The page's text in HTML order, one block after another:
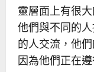
靈層面上有很
他們與不同的
的人交流，他
因為他們正在